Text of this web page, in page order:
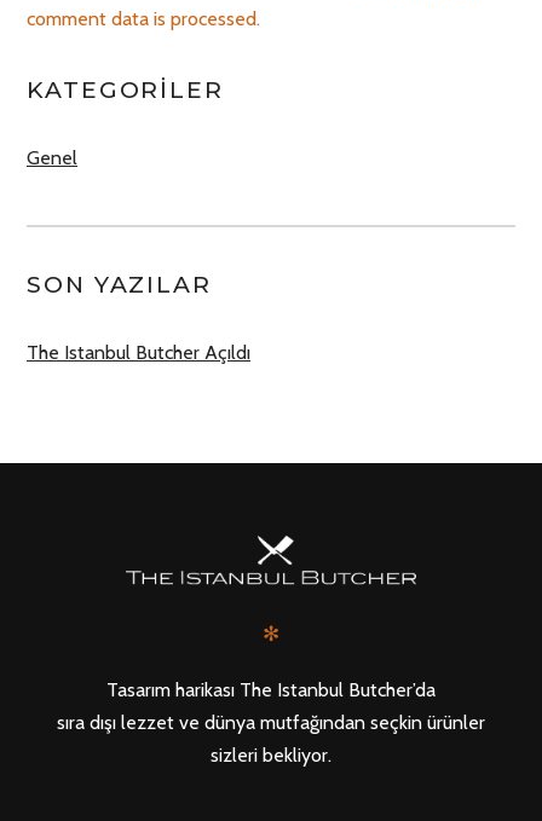
comment data is processed.
KATEGORILER
Genel
SON YAZILAR
The Istanbul Butcher Açıldı
✻
Tasarım harikası The Istanbul Butcher’da
sıra dışı lezzet ve dünya mutfağından seçkin ürünler
sizleri bekliyor.